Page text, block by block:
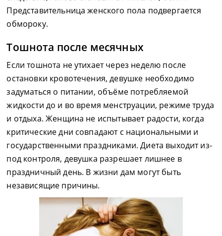
Представительница женского пола подвергается
обмороку.
Тошнота после месячных
Если тошнота не утихает через неделю после
остановки кровотечения, девушке необходимо
задуматься о питании, объёме потребляемой
жидкости до и во время менструации, режиме труда
и отдыха. Женщина не испытывает радости, когда
критические дни совпадают с национальными и
государственными праздниками. Диета выходит из-
под контроля, девушка разрешает лишнее в
праздничный день. В жизни дам могут быть
независящие причины.